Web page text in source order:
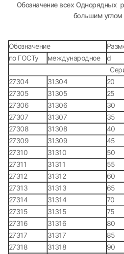
Обозначение всех Однорядных
большим углом
Обозначение
по ГОСТу
международное d
27304
31304 20
27305
31305 25
27306
31306 30
27307
31307 35
27308
31308 40
27309
31309 45
27310
31310 50
27311
31311 55
27312
31312 60
27313
31313 65
27314
31314 70
27315
31315 75
27316
31316 80
27317
31317 85
27318
31318 90